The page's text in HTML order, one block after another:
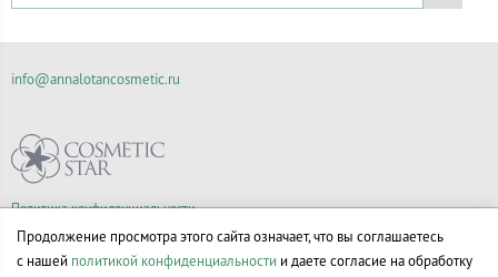
Политика конфиденциальности
Правила продажи товаров
Согласие на обработку персональных данных
info@annalotancosmetic.ru
Продолжение просмотра этого сайта означает, что вы соглашаетесь
с нашей политикой конфиденциальности и даете согласие на обработку